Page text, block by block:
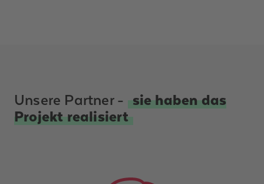
Unsere Partner - sie haben das
Projekt realisiert